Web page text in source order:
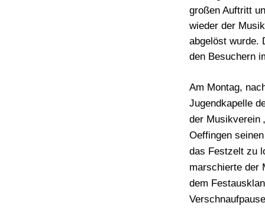
großen Auftritt
wieder der
abgelöst wurde.
den Besuchern
Am Montag,
Jugendkapelle
der Musikverein
Oeffingen
das Festzelt zu
marschierte der
dem